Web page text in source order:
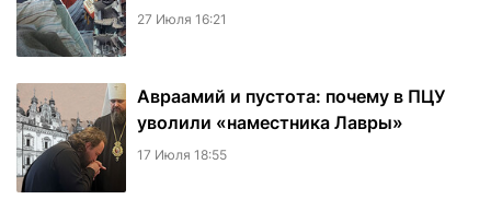
27 Июля 16:21
Авраамий и пустота: почему в ПЦУ
уволили «наместника Лавры»
17 Июля 18:55